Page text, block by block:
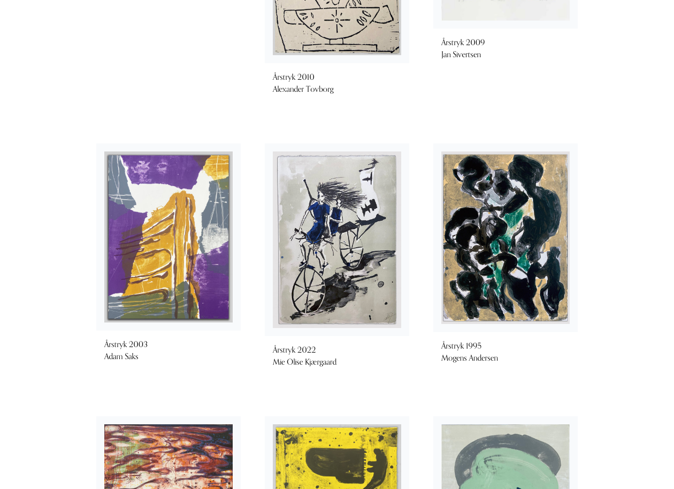
Årstryk 2010
Alexander Tovborg
Årstryk 2009
Jan Sivertsen
Årstryk 2003
Adam Saks
Årstryk 2022
Mie Olise Kjærgaard
Årstryk 1995
Mogens Andersen